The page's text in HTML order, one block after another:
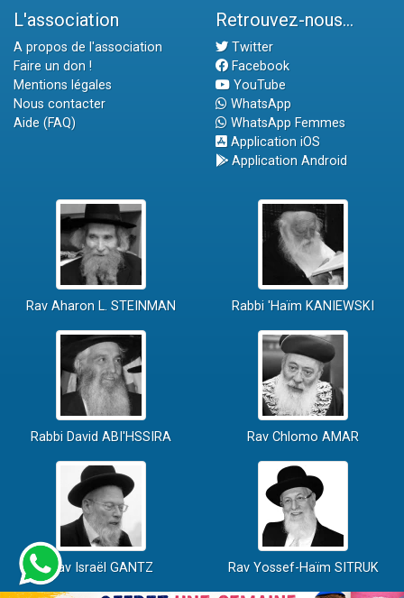
L'association
A propos de l'association
Faire un don !
Mentions légales
Nous contacter
Aide (FAQ)
Retrouvez-nous...
Twitter
Facebook
YouTube
WhatsApp
WhatsApp Femmes
Application iOS
Application Android
Rav Aharon L. STEINMAN Rabbi 'Haïm KANIEWSKI
Rabbi David ABI'HSSIRA Rav Chlomo AMAR
Rav Israël GANTZ Rav Yossef-Haïm SITRUK